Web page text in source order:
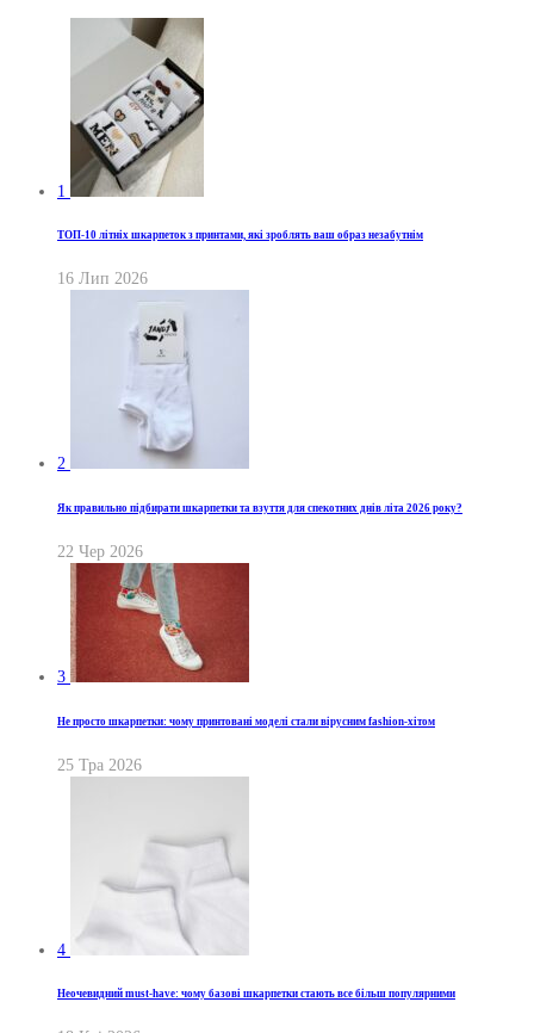
1
ТОП-10 літніх шкарпеток з принтами, які зроблять ваш образ незабутнім
16 Лип 2026
2
Як правильно підбирати шкарпетки та взуття для спекотних днів літа 2026 року?
22 Чер 2026
3
Не просто шкарпетки: чому принтовані моделі стали вірусним fashion-хітом
25 Тра 2026
4
Неочевидний must-have: чому базові шкарпетки стають все більш популярними